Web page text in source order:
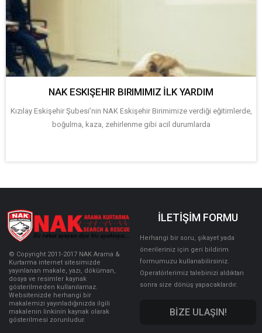
NAK ESKIŞEHIR BIRIMIMIZ İLK YARDIM
Kızılay Eskişehir Şubesi’nin NAK Eskişehir Birimimize verdiği eğitimlerde,
boğulma, kaza, zehirlenme gibi acil durumlarda
© Copyright 2011-2017 NAK Arama &
Kurtarma internet sitesimizde
yayınlanan makale, yazı, döküman,
dosya ve resimler kaynak
gösterilmeden kullanılamaz.
Websitenizde herhangi bir
makalemizi yayınladığınızda ilgili
makalenin linkinin kaynak olarak
gösterilmesi zorunludur.
İLETİŞİM FORMU
Herhangi bir soru, şikayet yada
önerileriniz için geri bildirim
formumuzu kullanabilirsiniz.
Operatörlerimiz talebinizi aldıktan
sonra size dönüş yapacaklardır.
BİZE ULAŞIN!